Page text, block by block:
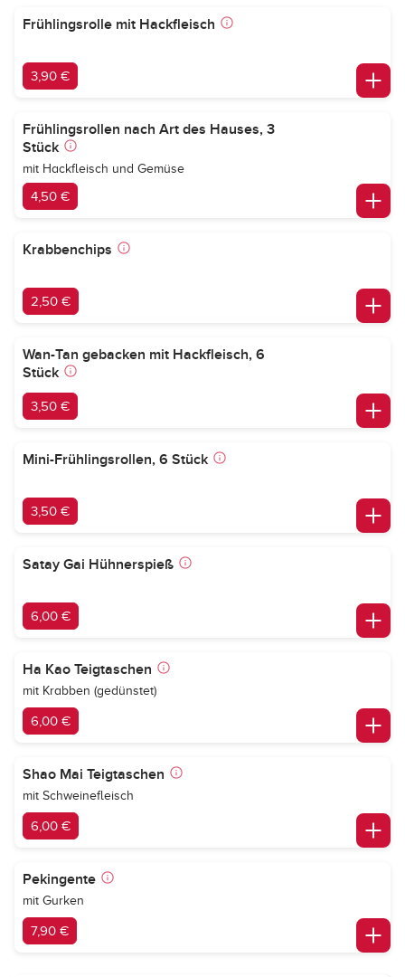
Frühlingsrolle mit Hackfleisch
3,90 €
Frühlingsrollen nach Art des Hauses, 3
Stück
mit Hackfleisch und Gemüse
4,50 €
Krabbenchips
2,50 €
Wan-Tan gebacken mit Hackfleisch, 6
Stück
3,50 €
Mini-Frühlingsrollen, 6 Stück
3,50 €
Satay Gai Hühnerspieß
6,00 €
Ha Kao Teigtaschen
mit Krabben (gedünstet)
6,00 €
Shao Mai Teigtaschen
mit Schweinefleisch
6,00 €
Pekingente
mit Gurken
7,90 €